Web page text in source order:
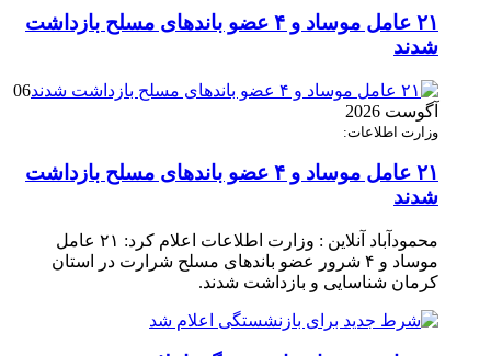
۲۱ عامل موساد و ۴ عضو باند‌های مسلح بازداشت
شدند
06
آگوست 2026
وزارت اطلاعات:
۲۱ عامل موساد و ۴ عضو باند‌های مسلح بازداشت
شدند
محمودآباد آنلاین : وزارت اطلاعات اعلام کرد: ۲۱ عامل
موساد و ۴ شرور عضو باند‌های مسلح شرارت در استان
کرمان شناسایی و بازداشت شدند.